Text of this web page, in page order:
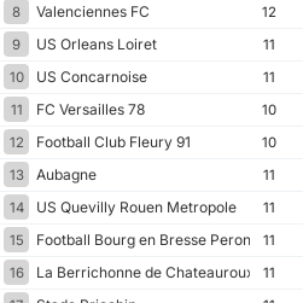
8
Valenciennes FC 12
9
US Orleans Loiret 11
10
US Concarnoise 11
11
FC Versailles 78 10
12
Football Club Fleury 91 10
13
Aubagne 11
14
US Quevilly Rouen Metropole 11
15
Football Bourg en Bresse Peronnas 01
11
16
La Berrichonne de Chateauroux 11